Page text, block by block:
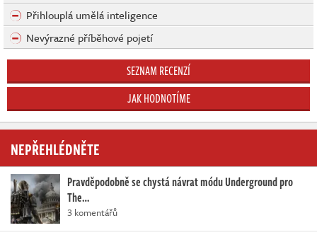
Přihlouplá umělá inteligence
Nevýrazné příběhové pojetí
SEZNAM RECENZÍ
JAK HODNOTÍME
NEPŘEHLÉDNĚTE
Pravděpodobně se chystá návrat módu Underground pro
The…
3 komentářů